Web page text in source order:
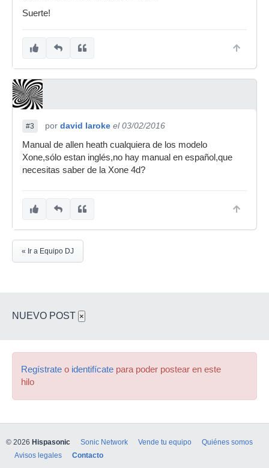
Suerte!
#3 por david laroke el 03/02/2016
Manual de allen heath cualquiera de los modelo
Xone,sólo estan inglés,no hay manual en español,que
necesitas saber de la Xone 4d?
« Ir a Equipo DJ
NUEVO POST ×
Regístrate o identifícate para poder postear en este
hilo
© 2026 Hispasonic Sonic Network Vende tu equipo
Quiénes somos
Avisos legales
Contacto